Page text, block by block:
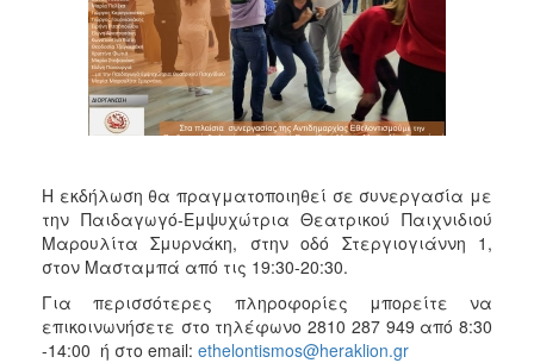
2012
2011
2010
2006
ΤΟΠΟΣ
ΠΟΛΙΤΙΣΜΟΣ
Η εκδήλωση θα πραγματοποιηθεί σε συνεργασία με
την Παιδαγωγό-Εμψυχώτρια Θεατρικού Παιχνιδιού
Μαρουλίτα Σμυρνάκη, στην οδό Στεργιογιάννη 1,
στον Μασταμπά από τις 19:30-20:30.
Για περισσότερες πληροφορίες μπορείτε να
επικοινωνήσετε στο τηλέφωνο 2810 287 949 από 8:30
-14:00 ή στο email: ethelontismos@heraklion.gr